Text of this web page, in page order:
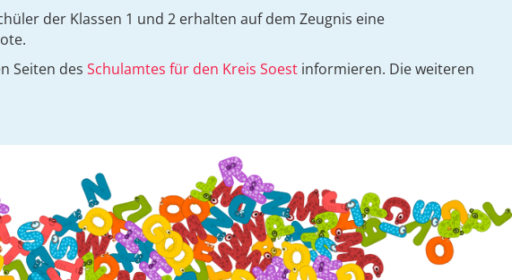
der Klassen 1 und 2 erhalten auf dem Zeugnis eine
Seiten des Schulamtes für den Kreis Soest informieren. Die weiteren